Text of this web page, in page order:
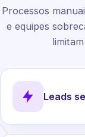
Processos
e equipes
Leads